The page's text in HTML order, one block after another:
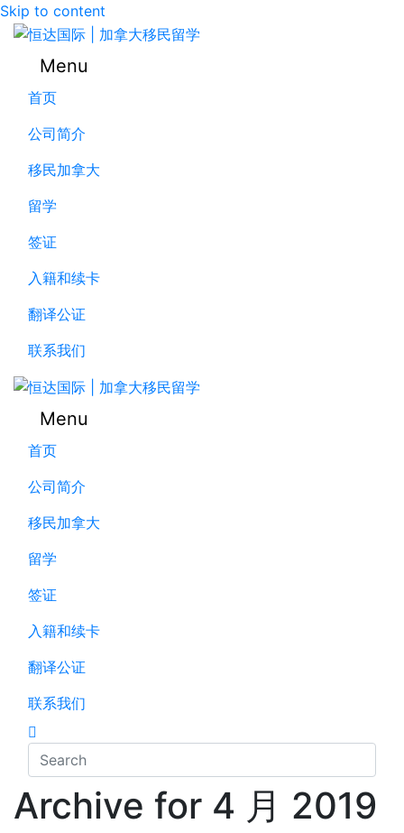
Skip to content
Menu
首页
公司简介
移民加拿大
留学
签证
入籍和续卡
翻译公证
联系我们
Menu
首页
公司简介
移民加拿大
留学
签证
入籍和续卡
翻译公证
联系我们
Archive for 4 月 2019